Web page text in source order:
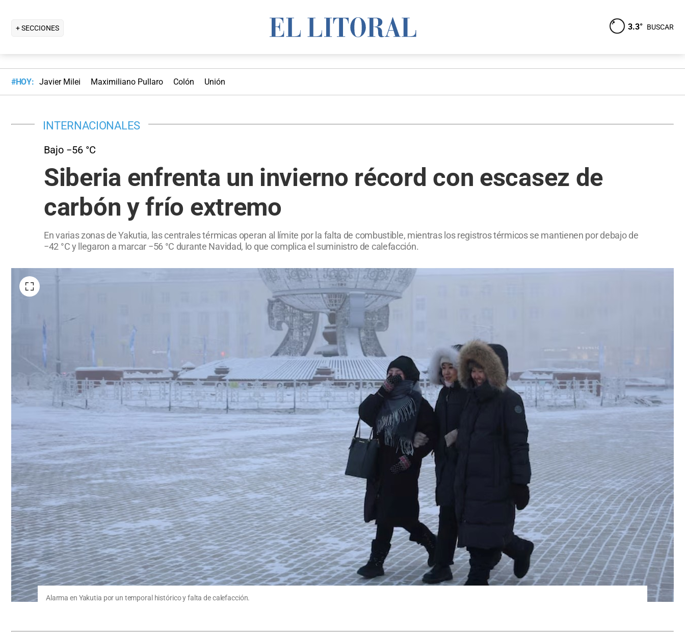
+ SECCIONES 3.3° BUSCAR
#HOY: Javier Milei Maximiliano Pullaro Colón Unión
INTERNACIONALES
Bajo −56 °C
Siberia enfrenta un invierno récord con escasez de
carbón y frío extremo
En varias zonas de Yakutia, las centrales térmicas operan al límite por la falta de combustible, mientras los registros térmicos se mantienen por debajo de
−42 °C y llegaron a marcar −56 °C durante Navidad, lo que complica el suministro de calefacción.
Alarma en Yakutia por un temporal histórico y falta de calefacción.